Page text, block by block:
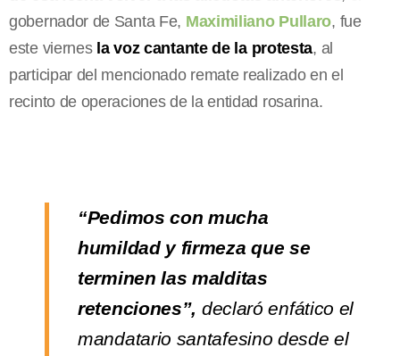
gobernador de Santa Fe, Maximiliano Pullaro, fue
este viernes la voz cantante de la protesta, al
participar del mencionado remate realizado en el
recinto de operaciones de la entidad rosarina.
“Pedimos con mucha
humildad y firmeza que se
terminen las malditas
retenciones”, declaró enfático el
mandatario santafesino desde el